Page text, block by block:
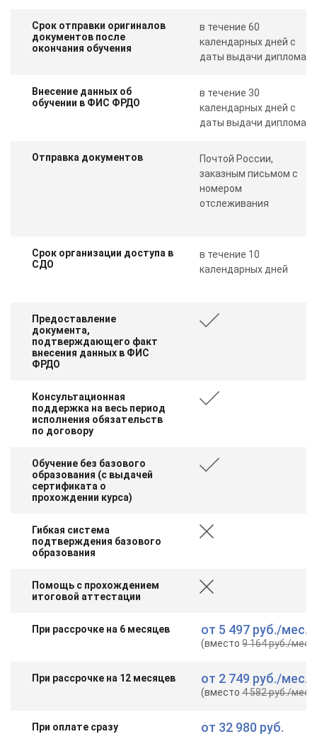
Срок отправки оригиналов
документов после
окончания обучения
в течение 60
календарных дней с
даты выдачи диплома
Внесение данных об
обучении в ФИС ФРДО
в течение 30
календарных дней с
даты выдачи диплома
Отправка документов
Почтой России,
заказным письмом с
номером
отслеживания
Срок организации доступа в
СДО
в течение 10
календарных дней
Предоставление
документа,
подтверждающего факт
внесения данных в ФИС
ФРДО
Консультационная
поддержка на весь период
исполнения обязательств
по договору
Обучение без базового
образования (с выдачей
сертификата о
прохождении курса)
Гибкая система
подтверждения базового
образования
Помощь с прохождением
итоговой аттестации
При рассрочке на 6 месяцев от 5 497 руб./мес.
(вместо9 164 руб./мес.
При рассрочке на 12 месяцев от 2 749 руб./мес.
(вместо4 582 руб./мес.
При оплате сразу от 32 980 руб.